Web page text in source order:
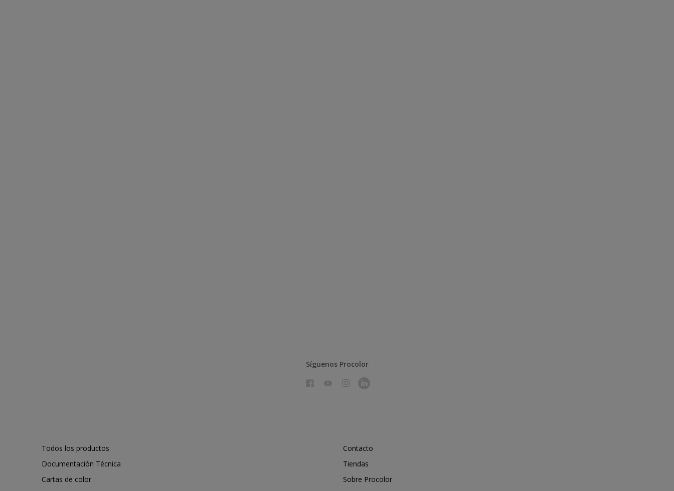
Síguenos Procolor
Todos los productos
Documentación Técnica
Cartas de color
Contacto
Tiendas
Sobre Procolor